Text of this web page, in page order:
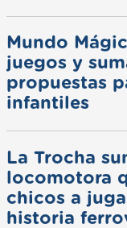
Mundo
juegos y
propuestas
infantiles
La Trocha
locomotora
chicos a
historia